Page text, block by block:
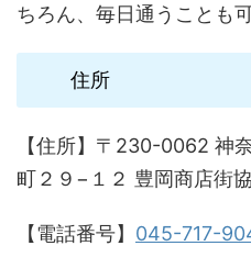
ちろん、毎日通うことも
住所
【住所】〒230-0062 神
町２９−１２ 豊岡商店街
【電話番号】 045-717-